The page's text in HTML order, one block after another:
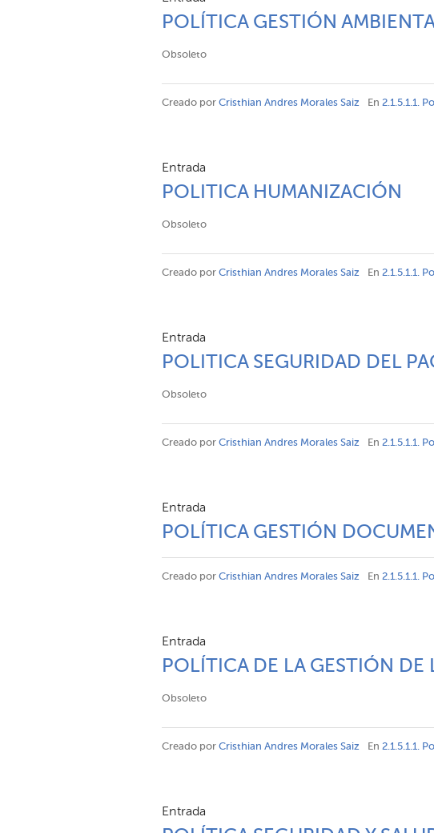
POLÍTICA GESTIÓN
Obsoleto
Creado por Cristhian Andres Morales Saiz En 2.1.5.1.1.
Entrada
POLITICA HUMANIZACIÓN
Obsoleto
Creado por Cristhian Andres Morales Saiz En 2.1.5.1.1.
Entrada
POLITICA SEGURIDAD DEL
Obsoleto
Creado por Cristhian Andres Morales Saiz En 2.1.5.1.1.
Entrada
POLÍTICA GESTIÓN
Creado por Cristhian Andres Morales Saiz En 2.1.5.1.1.
Entrada
POLÍTICA DE LA GESTIÓN DE
Obsoleto
Creado por Cristhian Andres Morales Saiz En 2.1.5.1.1.
Entrada